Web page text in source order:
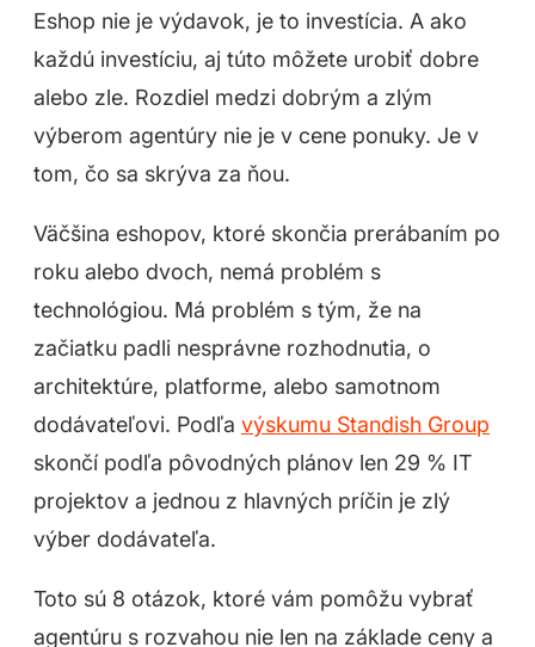
Eshop nie je výdavok, je to investícia. A ako
každú investíciu, aj túto môžete urobiť dobre
alebo zle. Rozdiel medzi dobrým a zlým
výberom agentúry nie je v cene ponuky. Je v
tom, čo sa skrýva za ňou.
Väčšina eshopov, ktoré skončia prerábaním po
roku alebo dvoch, nemá problém s
technológiou. Má problém s tým, že na
začiatku padli nesprávne rozhodnutia, o
architektúre, platforme, alebo samotnom
dodávateľovi. Podľa výskumu Standish Group
skončí podľa pôvodných plánov len 29 % IT
projektov a jednou z hlavných príčin je zlý
výber dodávateľa.
Toto sú 8 otázok, ktoré vám pomôžu vybrať
agentúru s rozvahou nie len na základe ceny a